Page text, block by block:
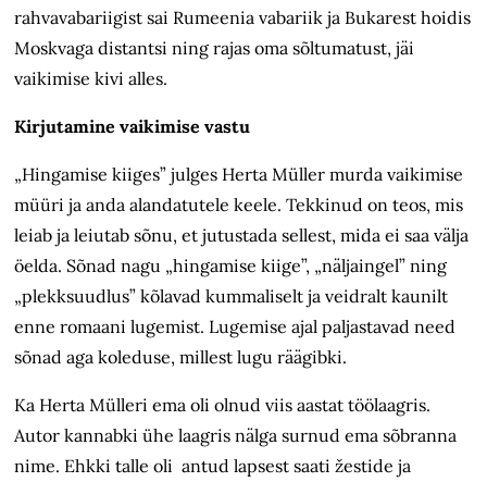
rahvavabariigist sai Rumeenia vabariik ja Bukarest hoidis
Moskvaga distantsi ning rajas oma sõltumatust, jäi
vaikimise kivi alles.
Kirjutamine vaikimise vastu
„Hingamise kiiges” julges Herta Müller murda vaikimise
müüri ja anda alandatutele keele. Tekkinud on teos, mis
leiab ja leiutab sõnu, et jutustada sellest, mida ei saa välja
öelda. Sõnad nagu „hingamise kiige”, „näljaingel” ning
„plekksuudlus” kõlavad kummaliselt ja veidralt kaunilt
enne romaani lugemist. Lugemise ajal paljastavad need
sõnad aga koleduse, millest lugu räägibki.
Ka Herta Mülleri ema oli olnud viis aastat töölaagris.
Autor kannabki ühe laagris nälga surnud ema sõbranna
nime. Ehkki talle oli antud lapsest saati žestide ja